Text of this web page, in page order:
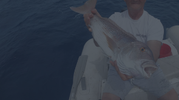
ΘΕΣΣΑΛΟΝΙΚΗ BOAT & FISHING SHOW 2025
BOAT & FISHING SHOW 2025